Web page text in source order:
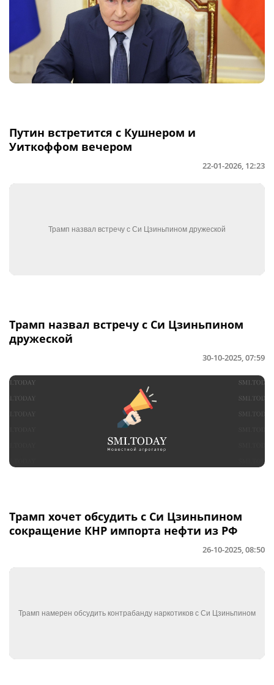
Путин встретится с Кушнером и
Уиткоффом вечером
22-01-2026, 12:23
Трамп назвал встречу с Си Цзиньпином
дружеской
30-10-2025, 07:59
Трамп хочет обсудить с Си Цзиньпином
сокращение КНР импорта нефти из РФ
26-10-2025, 08:50